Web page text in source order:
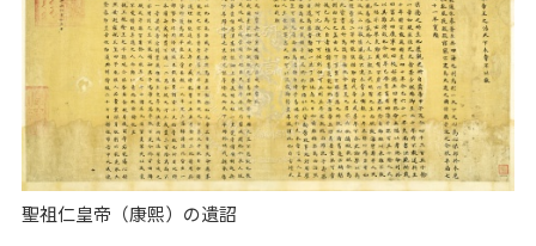
聖祖仁皇帝（康熙）の遺詔